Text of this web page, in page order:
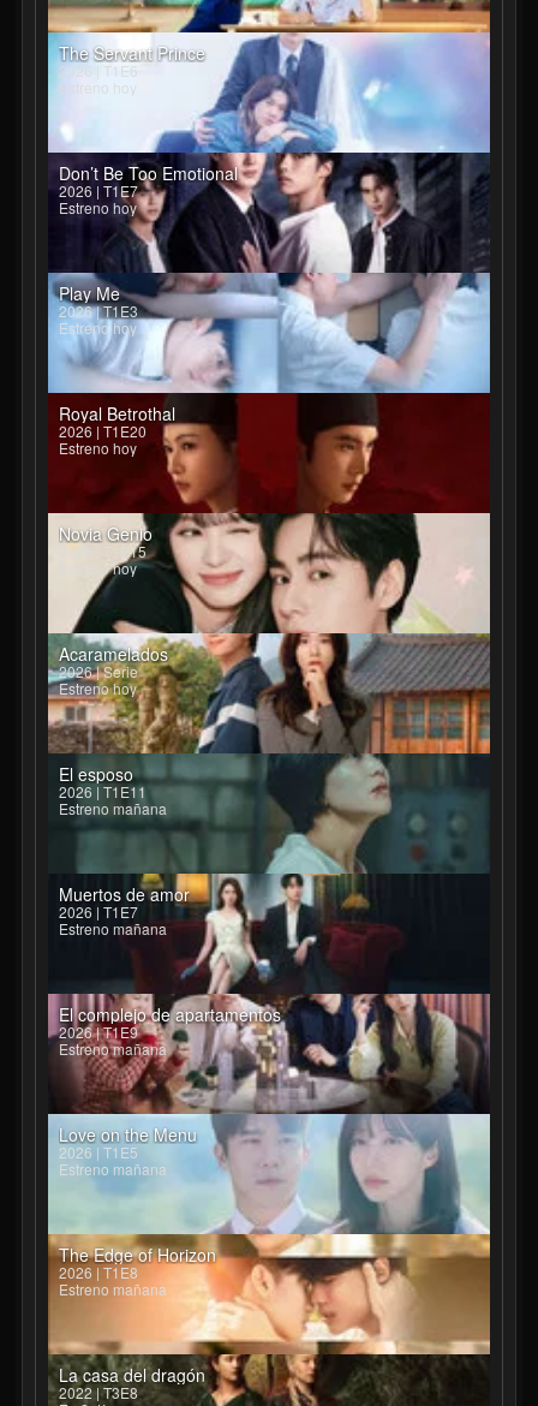
The Servant Prince
2026 | T1E6
Estreno hoy
Don’t Be Too Emotional
2026 | T1E7
Estreno hoy
Play Me
2026 | T1E3
Estreno hoy
Royal Betrothal
2026 | T1E20
Estreno hoy
Novia Genio
2026 | T1E15
Estreno hoy
Acaramelados
2026 | Serie
Estreno hoy
El esposo
2026 | T1E11
Estreno mañana
Muertos de amor
2026 | T1E7
Estreno mañana
El complejo de apartamentos
2026 | T1E9
Estreno mañana
Love on the Menu
2026 | T1E5
Estreno mañana
The Edge of Horizon
2026 | T1E8
Estreno mañana
La casa del dragón
2022 | T3E8